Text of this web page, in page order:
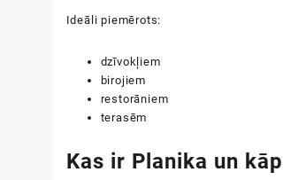
Ideāli piemērots:
dzīvokļiem
birojiem
restorāniem
terasēm
Kas ir Planika un